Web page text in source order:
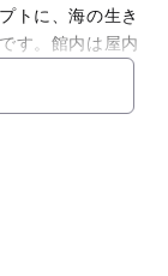
トに、海の生き
す。館内は屋内
日本ではアク